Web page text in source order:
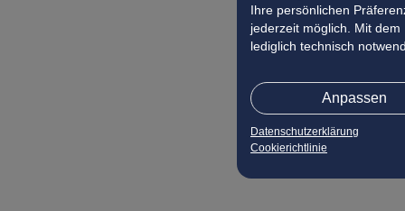
Ihre persönlichen
jederzeit möglich. Mit dem
lediglich technisch
Anpassen
Datenschutzerklärung
Cookierichtlinie